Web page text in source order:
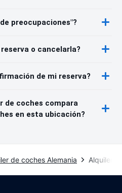
preocupaciones"?
o cancelarla?
de mi reserva?
de coches compara
en esta ubicación?
de coches Alemania Alquiler